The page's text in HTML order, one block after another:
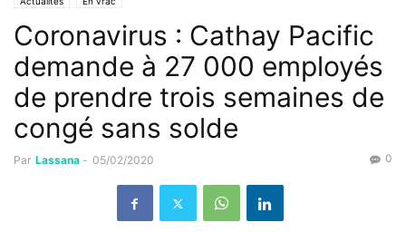
Coronavirus : Cathay Pacific
demande à 27 000 employés
de prendre trois semaines de
congé sans solde
Par Lassana - 05/02/2020 0